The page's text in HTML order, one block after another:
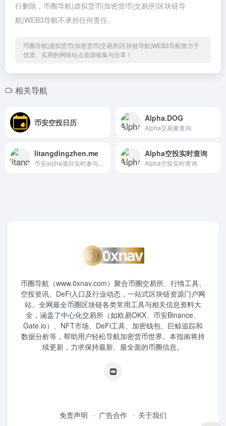
行删除，币圈导航|虚拟货币|加密货币|交易所|区块链导
航|WEB3导航不承担任何责任。
币圈导航|虚拟货币|加密货币|交易所|区块链导航|WEB3导航致力于
优质、实用的网络站点资源收集与分享！
相关导航
币安空投日历 Alpha.DOG
Alpha交易量查询
litangdingzhen.me Alpha空投实时查询
Alpha空投实时查询
币圈导航（www.0xnav.com）聚合币圈交易所、行情工具、
空投资讯、DeFi入口及行业动态，一站式区块链资源门户网
站。全网最全币圈区块链各类常用工具与相关信息资料大
全，涵盖了中心化交易所（如欧易OKX、币安Binance、
Gate.io）、NFT市场、DeFi工具、加密钱包、巨鲸追踪和
数据分析等，帮助用户轻松导航加密货币世界。本指南将持
续更新，力求保持最新、最全面的币圈信息。
免责声明 广告合作 关于我们